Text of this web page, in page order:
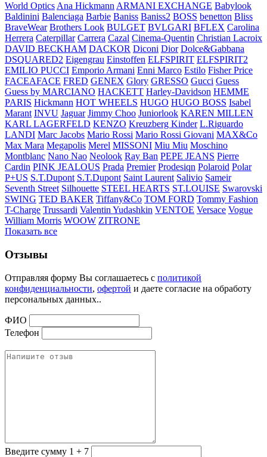
World OpticsAna HickmannARMANI EXCHANGE Babylook
Baldinini Balenciaga Barbie Baniss Baniss2 BOSS benetton Bliss
BraveWear Brothers Look BULGET BVLGARI BFLEX Carolina
Herrera Caterpillar Carrera Cazal Cinema-Quentin Christian Lacroix
DAVID BECKHAM DACKOR Diconi Dior Dolce&Gabbana
DSQUARED2 Eigengrau Einstoffen ELFSPIRIT ELFSPIRIT2
EMILIO PUCCI Emporio Armani Enni Marco Estilo Fisher Price
FACEAFACE FRED GENEX Glory GRESSO Gucci Guess
Guess by MARCIANO HACKETT Harley-Davidson HEMME
PARIS Hickmann HOT WHEELS HUGO HUGO BOSS Isabel
Marant INVU Jaguar Jimmy Choo Juniorlook KAREN MILLEN
KARL LAGERFELD KENZO Kreuzberg Kinder L.Riguardo
LANDI Marc Jacobs Mario Rossi Mario Rossi Giovani MAX&Co
Max Mara Megapolis Merel MISSONI Miu Miu Moschino
Montblanc Nano Nao Neolook Ray Ban PEPE JEANS Pierre
Cardin PINK JEALOUS Prada Premier Prodesiqn Polaroid Polar
P+US S.T.Dupont S.T.Dupont Saint Laurent Salivio Sameir
Seventh Street Silhouette STEEL HEARTS ST.LOUISE Swarovski
SWING TED BAKER Tiffany&Co TOM FORD Tommy Fashion
T-Charge Trussardi Valentin Yudashkin VENTOE Versace Vogue
William Morris WOOW ZITRONE
Показать все
Отзывы
Отправляя форму Вы соглашаетесь с политикой
конфиденциальности, офертой и даете согласие на обработу
персональных данных..
ФИО
Телефон
Введите сумму 1 + 7